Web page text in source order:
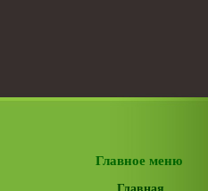
Главное меню